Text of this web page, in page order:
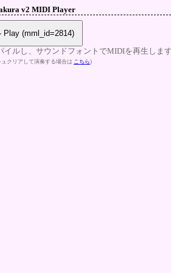
v2 MIDI Player
Play (mml_id=2814)
ルし、サウンドフォントでMIDIを再生しま
クリアして演奏する場合は こちら)